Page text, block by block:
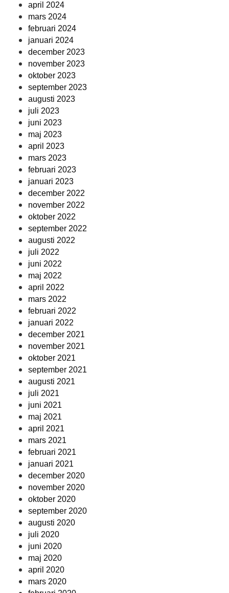
april 2024
mars 2024
februari 2024
januari 2024
december 2023
november 2023
oktober 2023
september 2023
augusti 2023
juli 2023
juni 2023
maj 2023
april 2023
mars 2023
februari 2023
januari 2023
december 2022
november 2022
oktober 2022
september 2022
augusti 2022
juli 2022
juni 2022
maj 2022
april 2022
mars 2022
februari 2022
januari 2022
december 2021
november 2021
oktober 2021
september 2021
augusti 2021
juli 2021
juni 2021
maj 2021
april 2021
mars 2021
februari 2021
januari 2021
december 2020
november 2020
oktober 2020
september 2020
augusti 2020
juli 2020
juni 2020
maj 2020
april 2020
mars 2020